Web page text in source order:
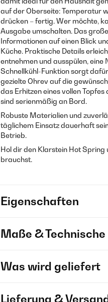
auf der Oberseite: Temperatur
drücken – fertig. Wer möchte,
Ausgabe umschalten. Das
Informationen auf einen Blick
Küche. Praktische Details
entnehmen und ausspülen,
Schnellkühl-Funktion sorgt
gezielte Ohrev auf die
das Erhitzen eines vollen
sind serienmäßig an Bord.
Robuste Materialien und
täglichem Einsatz dauerhaft
Betrieb.
Hol dir den Klarstein Hot Spring
brauchst.
Eigenschaften
Maße &
Was wird geliefert
Lieferung &